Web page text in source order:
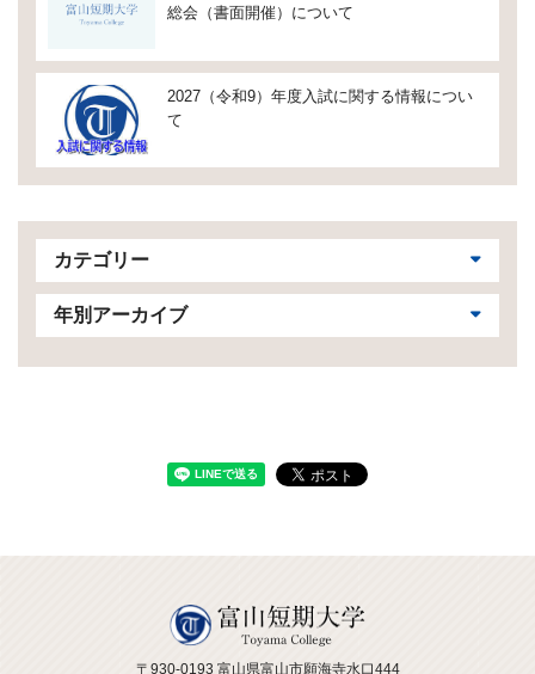
総会（書面開催）について
2027（令和9）年度入試に関する情報につい
て
カテゴリー
年別アーカイブ
〒930-0193 富山県富山市願海寺水口444